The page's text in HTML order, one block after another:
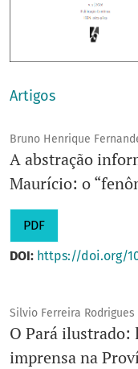
Artigos
Bruno Henrique
A abstração
Maurício: o
PDF
DOI: https://doi.org/
Silvio Ferreira Rodrigues
O Pará ilustrado:
imprensa na